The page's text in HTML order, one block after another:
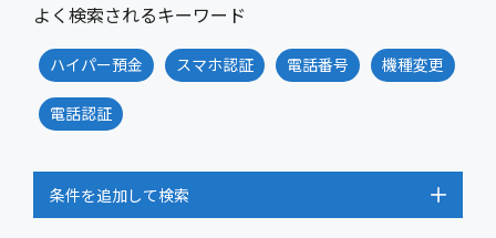
よく検索されるキーワード
ハイパー預金 スマホ認証 電話番号 機種変更
電話認証
条件を追加して検索